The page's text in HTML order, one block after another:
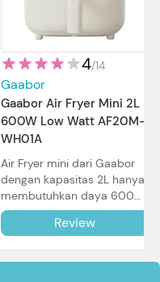
4/14
Gaabor
Gaabor Air Fryer Mini 2L
600W Low Watt AF20M-
WH01A
Air Fryer mini dari Gaabor
dengan kapasitas 2L hanya
membutuhkan daya 600W
dalam pemakaian. Simak
review selengkapnya di sini.
Review